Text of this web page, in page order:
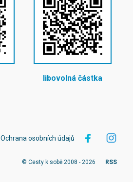
libovolná částka
Ochrana osobních údajů
© Cesty k sobě 2008 - 2026 RSS